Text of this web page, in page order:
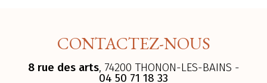
CONTACTEZ-NOUS
8 rue des arts, 74200 THONON-LES-BAINS -
04 50 71 18 33